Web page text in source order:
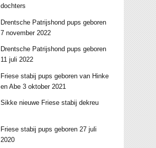
dochters
Drentsche Patrijshond pups geboren
7 november 2022
Drentsche Patrijshond pups geboren
11 juli 2022
Friese stabij pups geboren van Hinke
en Abe 3 oktober 2021
Sikke nieuwe Friese stabij dekreu
Friese stabij pups geboren 27 juli
2020